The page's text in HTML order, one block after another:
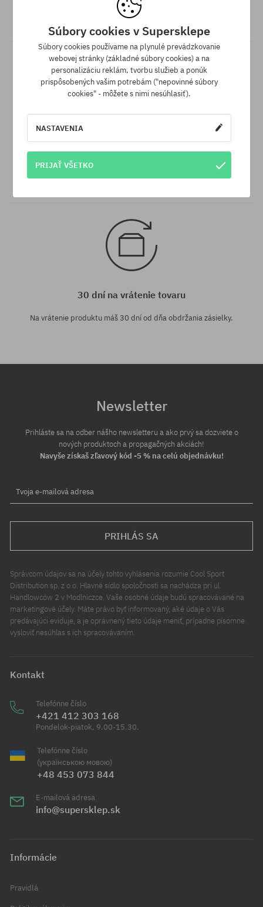
Všetky objednávky v hodnote nad 70,30 € odosielame zadarmo
bez rozdielu na vybraný spôsob platby a doručenia.
Máme najlepšie ceny, ale keď náhodou nájdeš ten istý produkt v
inom e-shope a s nižšou cenou - špeciálne pre Teba znížime jeho
cenu!
30 dní na vrátenie tovaru
Na vrátenie produktu máš 30 dní od dňa obdržania zásielky.
Newsletter
Prihláste sa na odber nášho newsletteru a ako prvý sa dozviete o
nových produktoch a propagačných akciách!
Navyše získaš zľavový kód -5 % na celú objednávku!
Tvoja e-mailová adresa
PRIHLÁS SA
Správcom údajov sa na účely tohto vyhlásenia rozumie Cool Sport
Distribution sp. z o.o. Hlavné sídlo spoločnosti sa nachádza pri ul.
Handlowców 2 v Modlniczce. Vaše osobné údaje budú spracovávané na
marketingové účely. Máte právo byť informovaný, aké údaje o Vás
predávajúci eviduje, a je oprávnený tieto údaje meniť, prípadne písomne
vysloviť nesúhlas s ich spracovávaním.
Kontakt
Telefónne číslo
+421 412 303 168
Pondelok-piatok, 9.00-15.30.
Telefónne číslo
(українською мовою)
+48 453 073 844
E-mailová adresa
info@supersklep.sk
Informácie
Pravidlá
Súbory cookies v Supersklepe
Súbory cookies používame na plynulé prevádzkovanie
webovej stránky (základné súbory cookies) a na
personalizáciu reklám, tvorbu služieb a ponúk
prispôsobených vašim potrebám ("nepovinné súbory
cookies" - môžete s nimi nesúhlasiť).
NASTAVENIA
PRIJAŤ VŠETKO